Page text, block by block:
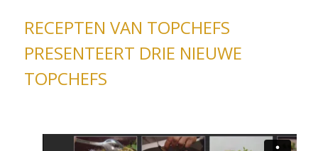
RECEPTEN VAN TOPCHEFS
PRESENTEERT DRIE NIEUWE
TOPCHEFS